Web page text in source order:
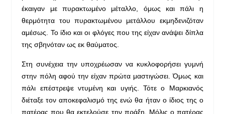
έκαιγαν με πυρακτωμένο μέταλλο, όμως και πάλι η
θερμότητα του πυρακτωμένου μετάλλου εκμηδενιζόταν
αμέσως. Το ίδιο και οι φλόγες που της είχαν ανάψει δίπλα
της σβηνόταν ως εκ θαύματος.
Στη συνέχεια την υποχρέωσαν να κυκλοφορήσει γυμνή
στην πόλη αφού την είχαν πρώτα μαστιγώσει. Όμως και
πάλι επέστρεψε ντυμένη και υγιής. Τότε ο Μαρκιανός
διέταξε τον αποκεφαλισμό της ενώ θα ήταν ο ίδιος της ο
πατέρας που θα εκτελούσε την πράξη. Μόλις ο πατέρας